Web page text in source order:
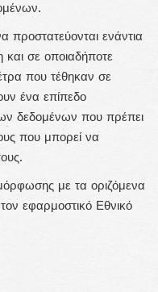
προστατεύονται ενάντια
και σε οποιαδήποτε
που τέθηκαν σε
ένα επίπεδο
δεδομένων που πρέπει
που μπορεί να
με τα οριζόμενα
εφαρμοστικό Εθνικό